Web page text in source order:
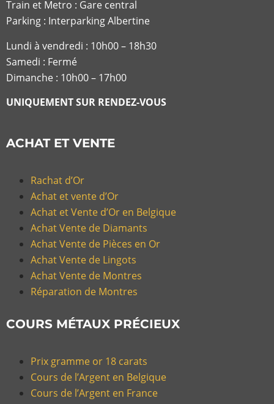
Train et Metro : Gare central
Parking : Interparking Albertine
Lundi à vendredi : 10h00 – 18h30
Samedi : Fermé
Dimanche : 10h00 – 17h00
UNIQUEMENT SUR RENDEZ-VOUS
ACHAT ET VENTE
Rachat d’Or
Achat et vente d’Or
Achat et Vente d’Or en Belgique
Achat Vente de Diamants
Achat Vente de Pièces en Or
Achat Vente de Lingots
Achat Vente de Montres
Réparation de Montres
COURS MÉTAUX PRÉCIEUX
Prix gramme or 18 carats
Cours de l’Argent en Belgique
Cours de l’Argent en France